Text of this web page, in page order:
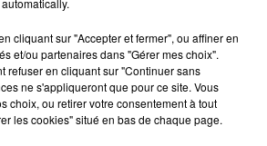
cliquant sur "Accepter et fermer", ou affiner en
et/ou partenaires dans "Gérer mes choix".
refuser en cliquant sur "Continuer sans
ne s'appliqueront que pour ce site. Vous
choix, ou retirer votre consentement à tout
les cookies" situé en bas de chaque page.